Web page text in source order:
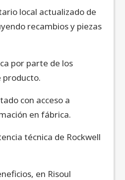
local actualizado de
recambios y piezas
por parte de los
producto.
con acceso a
en fábrica.
técnica de Rockwell
en Risoul